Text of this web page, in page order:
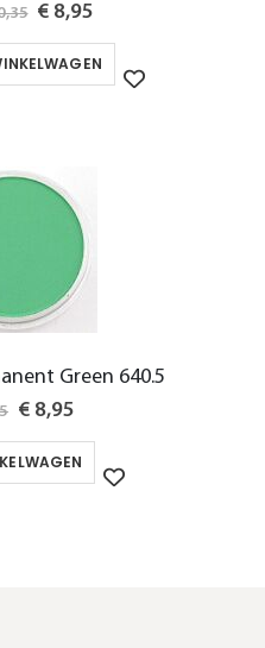
Special
Price
€ 8,95
Green 640.5
Special
Price
€ 8,95